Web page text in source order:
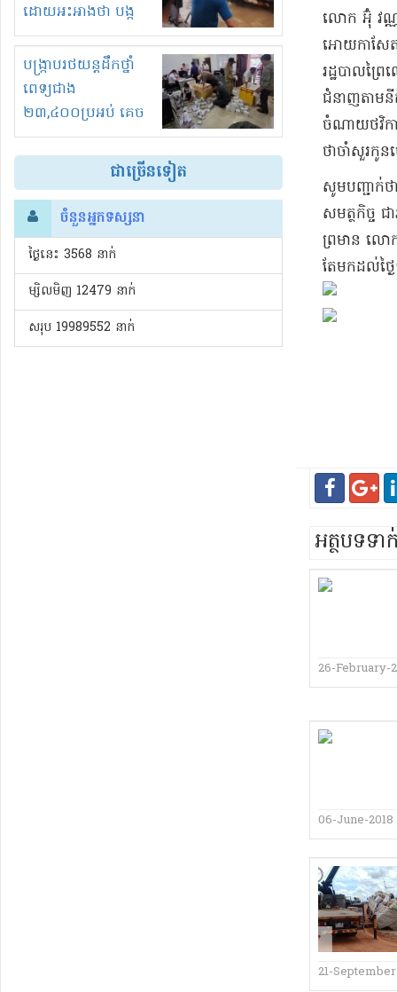
ដោយអះអាងថា បង្ក
បាក់ច្រាំងទន្លេ និង
រំខានទាំងយប់ទាំងថ្ងៃ
បង្ក្រាបរថយន្តដឹកថ្នាំ
ពេទ្យជាង
២៣,៤០០ប្រអប់ គេច
ពន្ធនិងអត់ច្បាប់នាំ
ចូល!?
ជាច្រើនទៀត
ចំនួនអ្នកទស្សនា
ថ្ងៃនេះ​ 3568 នាក់
ម្សិលមិញ 12479 នាក់
សរុប 19989552 នាក់
លោក អ៊ុំ វណ្ណ​
អោយ​កាសែ
រដ្ឋបាល​ព្រ
ជំនាញ​តាម​នី
ចំណាយ​ថវិក
ថា​ចាំ​សួរ​កូ
សូមបញ្ជាក់ថ
សមត្ថកិច្ច ជ
ព្រមាន លោ
តែ​មកដល់​ថ្
អត្ថបទទ
26-February-
06-June-2018
21-